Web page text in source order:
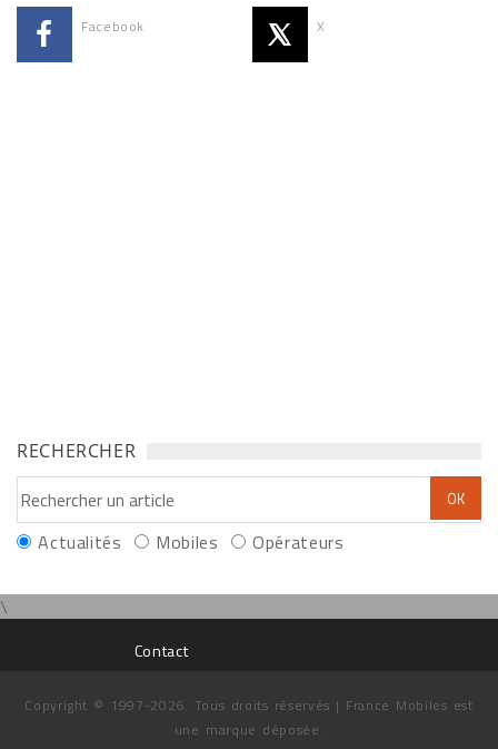
Facebook X
RECHERCHER
Actualités Mobiles Opérateurs
\
Contact
Copyright © 1997-2026. Tous droits réservés | France Mobiles est
une marque déposée.